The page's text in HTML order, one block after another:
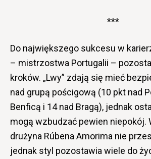
***
Do największego sukcesu w
– mistrzostwa Portugalii –
kroków. „Lwy” zdają się mieć
nad grupą pościgową (10 pkt nad
Benficą i 14 nad Bragą), jednak
mogą wzbudzać pewien niepokój.
drużyna Rúbena Amorima nie
jednak styl pozostawia wiele do